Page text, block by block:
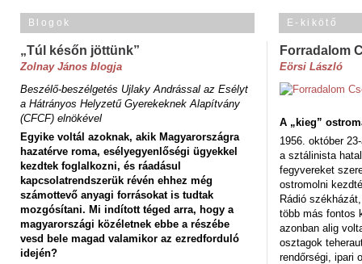
Blogok
„Túl későn jöttünk”
Zolnay János blogja
Beszélő-beszélgetés Ujlaky Andrással az Esélyt
a Hátrányos Helyzetű Gyerekeknek Alapítvány
(CFCF) elnökével
Egyike voltál azoknak, akik Magyarországra
hazatérve roma, esélyegyenlőségi ügyekkel
kezdtek foglalkozni, és ráadásul
kapcsolatrendszerük révén ehhez még
számottevő anyagi forrásokat is tudtak
mozgósítani. Mi indított téged arra, hogy a
magyarországi közéletnek ebbe a részébe
vesd bele magad valamikor az ezredforduló
idején?
E-kikötő
Forradalom
Eörsi László
A „kieg”
1956. október
a sztálinista
fegyvereket
ostromolni
Rádió
több más fontos
azonban alig
osztagok
rendőrségi, ipari